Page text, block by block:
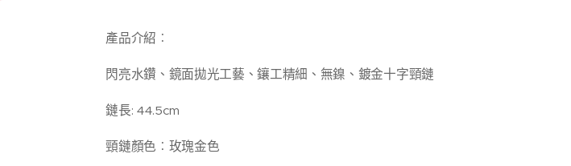
產品介紹︰
閃亮水鑽、鏡面拋光工藝、鑲工精細、無鎳、鍍金十字頸鏈
鏈長: 44.5cm
頸鏈顏色︰玫瑰金色